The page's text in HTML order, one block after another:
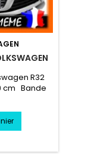
R32
cm Bande
choix
au choix